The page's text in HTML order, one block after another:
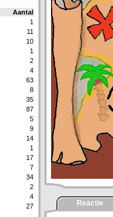
Aantal
1
11
10
1
2
4
63
8
35
87
5
9
14
1
17
7
34
2
4
27 Reactie